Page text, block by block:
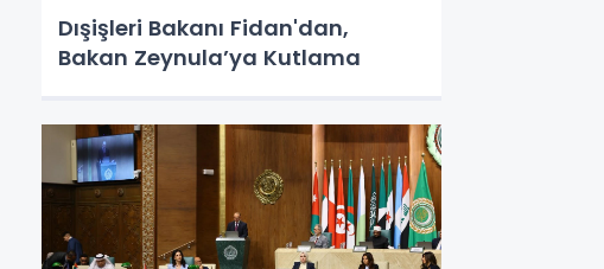
Dışişleri Bakanı Fidan'dan,
Bakan Zeynula’ya Kutlama